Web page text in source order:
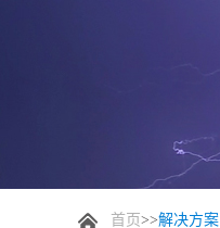
首页>>解决方案